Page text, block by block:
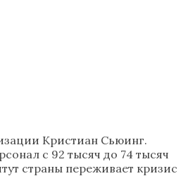
Кристиан Сьюинг.
с 92 тысяч до 74 тысяч
страны переживает кризис